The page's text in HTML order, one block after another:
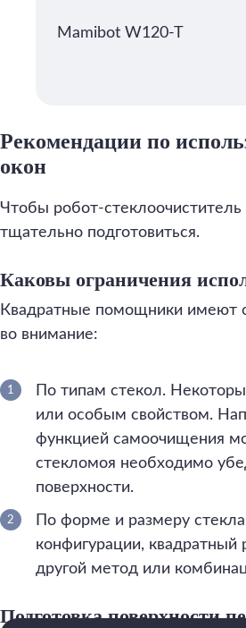
Mamibot W120-T
Рекомендации по
окон
Чтобы робот-
тщательно подготовиться.
Каковы ограничения
Квадратные помощники имеют
во внимание:
По типам стекол.
или особым свойством.
функцией самоочищения
стекломоя необходимо
поверхности.
По форме и размеру
конфигурации,
другой метод или
Подготовка поверхности